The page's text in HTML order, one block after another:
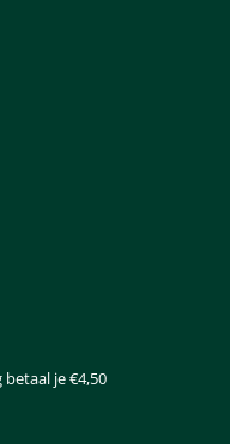
je €4,50